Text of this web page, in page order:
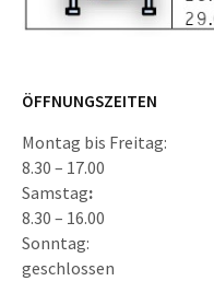
ÖFFNUNGSZEITEN
Montag bis Freitag:
8.30 – 17.00
Samstag:
8.30 – 16.00
Sonntag:
geschlossen